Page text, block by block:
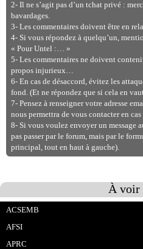
2- Il ne s’agit pas d’un tchat privé :
bavardages.
3- Les commentaires doivent être en
4- Si vous répondez à quelqu’un,
« Pour Untel :… »
5- Les commentaires ne doivent
propos injurieux…
6- En cas de désaccord, évitez les
fond. (Et ne répondez que si cela en
7- Pensez à renseigner votre adresse
nous permettra de vous contacter en
8- Si vous voulez envoyer un message
pas passer par le forum, mais par le
principal, tout en haut à gauche).
À voir
ACSEMB
AFSI
APRC